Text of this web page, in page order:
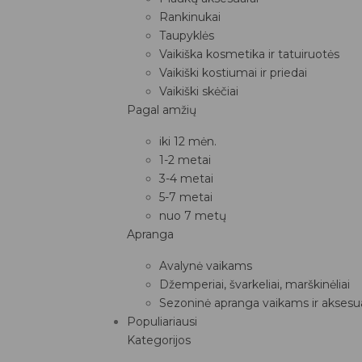
Rankinukai
Taupyklės
Vaikiška kosmetika ir tatuiruotės
Vaikiški kostiumai ir priedai
Vaikiški skėčiai
Pagal amžių
iki 12 mėn.
1-2 metai
3-4 metai
5-7 metai
nuo 7 metų
Apranga
Avalynė vaikams
Džemperiai, švarkeliai, marškinėliai
Sezoninė apranga vaikams ir
Populiariausi
Kategorijos